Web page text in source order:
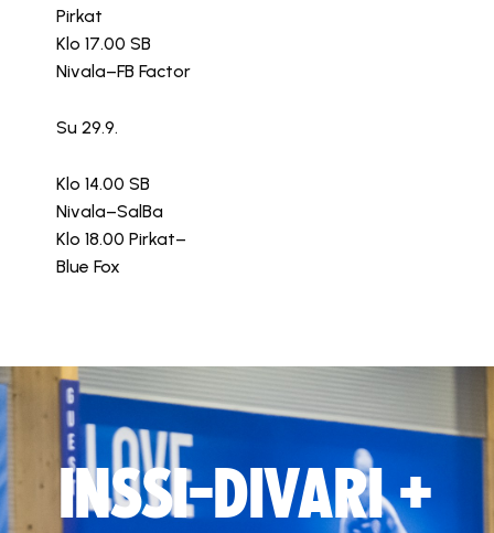
Pirkat
Klo 17.00 SB
Nivala–FB Factor
Su 29.9.
Klo 14.00 SB
Nivala–SalBa
Klo 18.00 Pirkat–
Blue Fox
INSSI-DIVARI +